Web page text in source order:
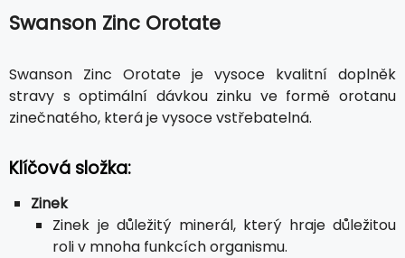
Swanson Zinc Orotate
Swanson Zinc Orotate je vysoce kvalitní doplněk
stravy s optimální dávkou zinku ve formě orotanu
zinečnatého, která je vysoce vstřebatelná.
Klíčová složka:
Zinek
Zinek je důležitý minerál, který hraje důležitou
roli v mnoha funkcích organismu.